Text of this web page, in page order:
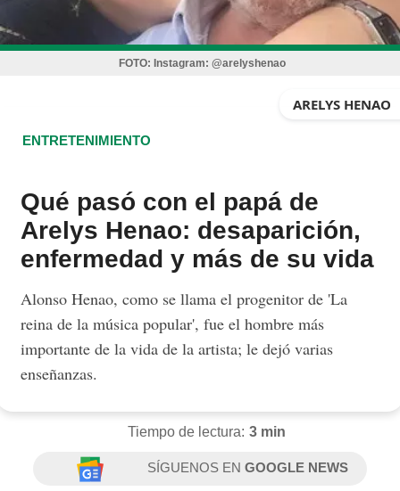
FOTO: Instagram: @arelyshenao
ARELYS HENAO
ENTRETENIMIENTO
Qué pasó con el papá de
Arelys Henao: desaparición,
enfermedad y más de su vida
Alonso Henao, como se llama el progenitor de 'La
reina de la música popular', fue el hombre más
importante de la vida de la artista; le dejó varias
enseñanzas.
Tiempo de lectura: 3 min
SÍGUENOS ENGOOGLE NEWS